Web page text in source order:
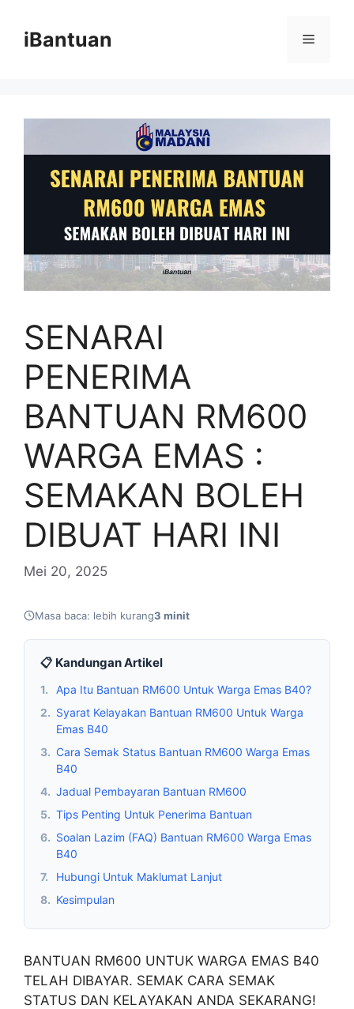
contentiBantuan Menu
SENARAI
PENERIMA
BANTUAN RM600
WARGA EMAS :
SEMAKAN BOLEH
DIBUAT HARI INI
Mei 20, 2025
Masa baca: lebih kurang3 minit
📋 Kandungan Artikel
1.
Apa Itu Bantuan RM600 Untuk Warga Emas B40?
2. Syarat Kelayakan Bantuan RM600 Untuk Warga
Emas B40
3. Cara Semak Status Bantuan RM600 Warga Emas
B40
4. Jadual Pembayaran Bantuan RM600
5. Tips Penting Untuk Penerima Bantuan
6. Soalan Lazim (FAQ) Bantuan RM600 Warga Emas
B40
7.
Hubungi Untuk Maklumat Lanjut
8. Kesimpulan
BANTUAN RM600 UNTUK WARGA EMAS B40
TELAH DIBAYAR. SEMAK CARA SEMAK
STATUS DAN KELAYAKAN ANDA SEKARANG!